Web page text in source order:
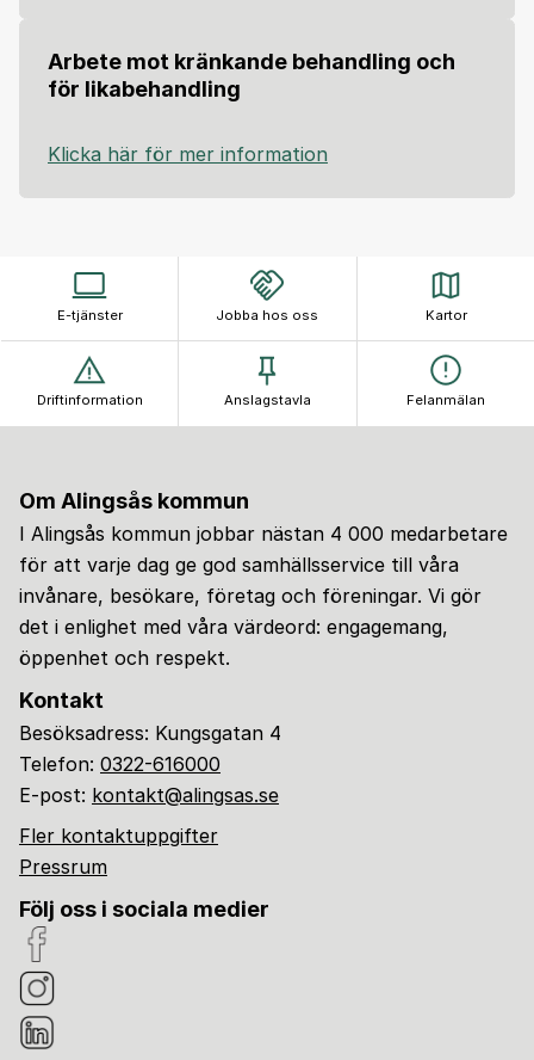
Arbete mot kränkande behandling och
för likabehandling
Klicka här för mer information
E-tjänster Jobba hos oss Kartor
Driftinformation Anslagstavla Felanmälan
Om Alingsås kommun
I Alingsås kommun jobbar nästan 4 000 medarbetare
för att varje dag ge god samhällsservice till våra
invånare, besökare, företag och föreningar. Vi gör
det i enlighet med våra värdeord: engagemang,
öppenhet och respekt.
Kontakt
Besöksadress: Kungsgatan 4
Telefon: 0322-616000
E-post: kontakt@alingsas.se
Fler kontaktuppgifter
Pressrum
Följ oss i sociala medier